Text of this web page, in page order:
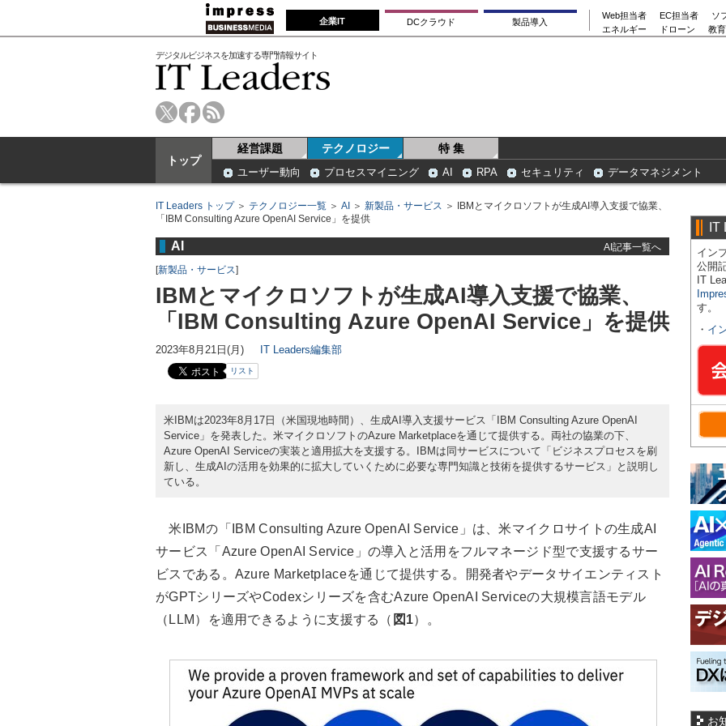
企業IT DCクラウド 製品導入
Web担当者 EC担当者
ソ
エネルギー
ドローン 教
デジタルビジネスを加速する専門情報サイト
トップ
経営課題 テクノロジー 特 集
ユーザー動向 プロセスマイニング AI RPA セキュリティ データマネジメント
IT Leaders トップ＞ テクノロジー一覧 ＞ AI ＞ 新製品・サービス ＞ IBMとマイクロソフトが生成AI導入支援で協業、
「IBM Consulting Azure OpenAI Service」を提供
AI
AI記事一覧へ
[新製品・サービス]
IBMとマイクロソフトが生成AI導入支援で協業、
「IBM Consulting Azure OpenAI Service」を提供
2023年8月21日(月) IT Leaders編集部
リスト
米IBMは2023年8月17日（米国現地時間）、生成AI導入支援サービス「IBM Consulting Azure OpenAI
Service」を発表した。米マイクロソフトのAzure Marketplaceを通じて提供する。両社の協業の下、
Azure OpenAI Serviceの実装と適用拡大を支援する。IBMは同サービスについて「ビジネスプロセスを刷
新し、生成AIの活用を効果的に拡大していくために必要な専門知識と技術を提供するサービス」と説明し
ている。
米IBMの「IBM Consulting Azure OpenAI Service」は、米マイクロサイトの生成AI
サービス「Azure OpenAI Service」の導入と活用をフルマネージド型で支援するサー
ビスである。Azure Marketplaceを通じて提供する。開発者やデータサイエンティスト
がGPTシリーズやCodexシリーズを含むAzure OpenAI Serviceの大規模言語モデル
（LLM）を適用できるように支援する（ 図1）。
IT
イン
公開
IT
す。
・ イ
お